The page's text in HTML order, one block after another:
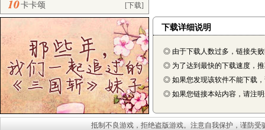
[下载]
卡卡颂
下载详细说明
◎ 由于下载人数过多，链接失
◎ 为了达到最快的下载速度，
◎ 如果您发现该软件不能下载
◎ 如果您链接本站内容，请注明
抵制不良游戏，拒绝盗版游戏。注意自我保护，谨防